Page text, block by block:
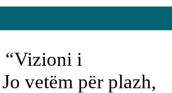
“Vizioni i
vetëm për plazh,